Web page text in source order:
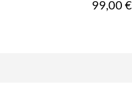
Prix
99,00 €